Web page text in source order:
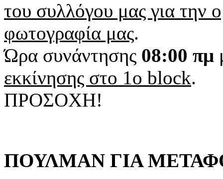
του συλλόγου μας για την
φωτογραφία μας.
Ώρα συνάντησης 08:00 πμ
εκκίνησης στο 1ο block.
ΠΡΟΣΟΧΗ!
ΠΟΥΛΜΑΝ ΓΙΑ